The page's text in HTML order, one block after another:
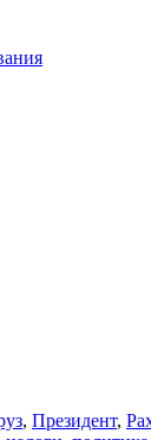
, Президент,